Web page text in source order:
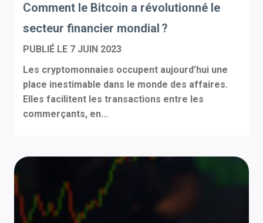
Comment le Bitcoin a révolutionné le
secteur financier mondial ?
PUBLIÉ LE 7 JUIN 2023
Les cryptomonnaies occupent aujourd’hui une
place inestimable dans le monde des affaires.
Elles facilitent les transactions entre les
commerçants, en...